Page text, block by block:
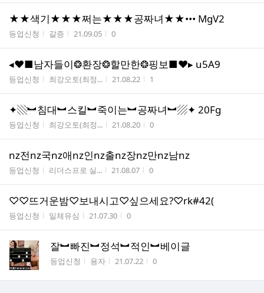
★★색기★★★쩌는★★★공짜녀★★••• MgV2
게시판명
등업신청 작성자
갈증 작성시간
21.09.05 조회수
0
◂❤■남자들이❂환장❂할만한❂핑보■❤▸ u5A9
게시판명
등업신청 작성자
최강오토(최정... 작성시간
21.08.22 조회수
1
✦▧︼침대︼스킬︼죽이는︼공짜녀︼▨✦ 20Fg
게시판명
등업신청 작성자
최강오토(최정... 작성시간
21.08.20 조회수
0
nz전nz국nz애nz인nz출nz장nz만nz남nz
게시판명
등업신청 작성자
리더스프로 실... 작성시간
21.08.07 조회수
0
♡♡뜨거운밤♡보내시고♡싶으세요?♡rk#42(
게시판명
등업신청 작성자
일체유심 작성시간
21.07.30 조회수
0
잘︼빠진︼정석︼적인︼베이글
게시판명
등업신청 작성자
용자 작성시간
21.07.22 조회수
0